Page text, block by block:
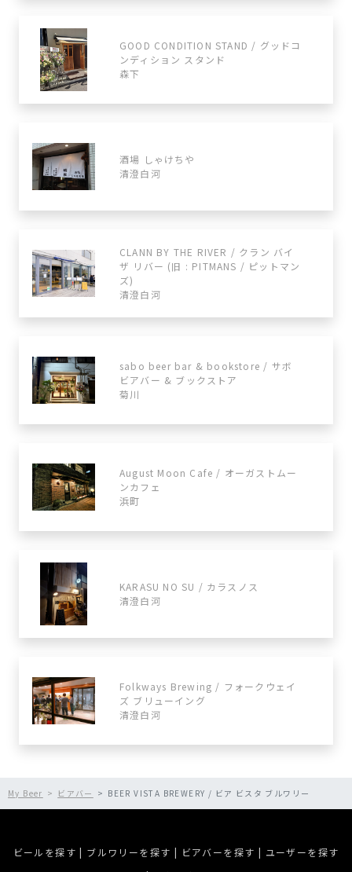
GOOD CONDITION STAND / グッドコ
ンディション スタンド
森下
酒場 しゃけちや
清澄白河
CLANN BY THE RIVER / クラン バイ
ザ リバー (旧 : PITMANS / ピットマン
ズ)
清澄白河
sabo beer bar & bookstore / サボ
ビアバー & ブックストア
菊川
August Moon Cafe / オーガストムー
ンカフェ
浜町
KARASU NO SU / カラスノス
清澄白河
Folkways Brewing / フォークウェイ
ズ ブリューイング
清澄白河
My Beer ビアバー BEER VISTA BREWERY / ビア ビスタ ブルワリー
ビールを探す | ブルワリーを探す | ビアバーを探す | ユーザーを探す